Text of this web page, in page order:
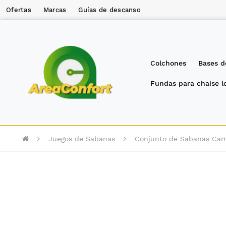
Ofertas Marcas Guías de descanso
Colchones Bases
Fundas para chaise
Juegos de Sabanas Conjunto de Sabanas